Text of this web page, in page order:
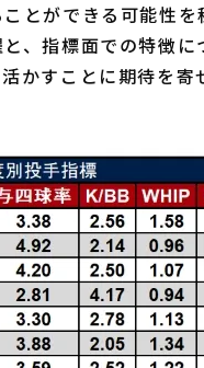
とができる可能性を
、指標面での特徴に
かすことに期待を寄